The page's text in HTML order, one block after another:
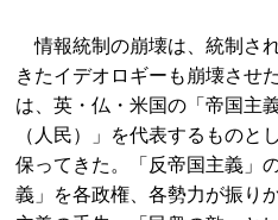
情報統制の崩壊は、統制さ
きたイデオロギーも崩壊させ
は、英・仏・米国の「帝国主
（人民）」を代表するものと
保ってきた。「反帝国主義」
義」を各政権、各勢力が振り